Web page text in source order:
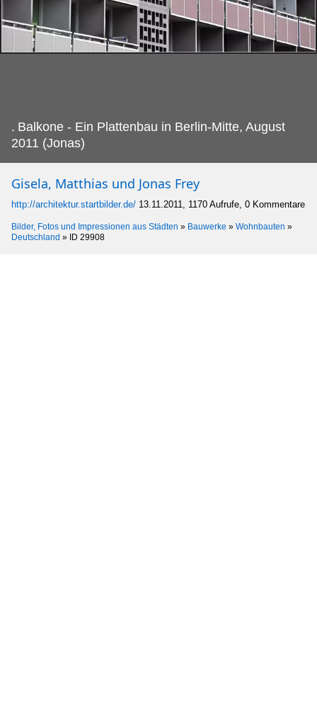
. Balkone - Ein Plattenbau in Berlin-Mitte, August
2011 (Jonas)
Gisela, Matthias und Jonas Frey
http://architektur.startbilder.de/ 13.11.2011, 1170 Aufrufe, 0 Kommentare
Bilder, Fotos und Impressionen aus Städten » Bauwerke » Wohnbauten »
Deutschland » ID 29908